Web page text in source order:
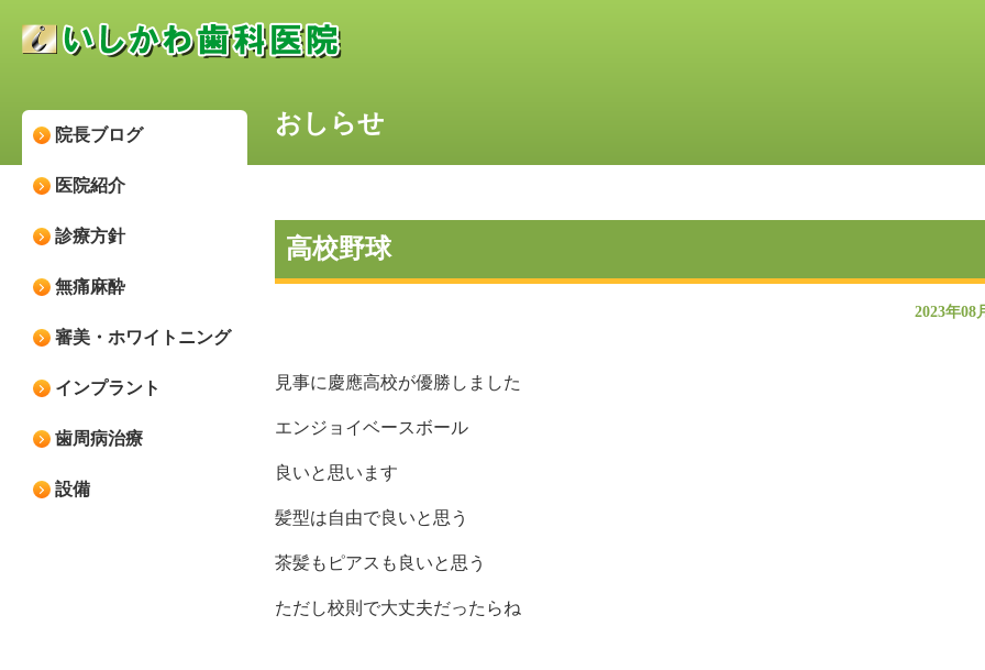
院長ブログ
医院紹介
診療方針
無痛麻酔
審美・ホワイトニング
インプラント
歯周病治療
設備
おしらせ
高校野球
2023年08
見事に慶應高校が優勝しました
エンジョイベースボール
良いと思います
髪型は自由で良いと思う
茶髪もピアスも良いと思う
ただし校則で大丈夫だったらね